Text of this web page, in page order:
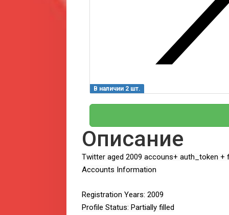
В наличии 2 шт.
Описание
Twitter aged 2009 accouns+ auth_token +
Accounts Information
Registration Years: 2009
Profile Status: Partially filled